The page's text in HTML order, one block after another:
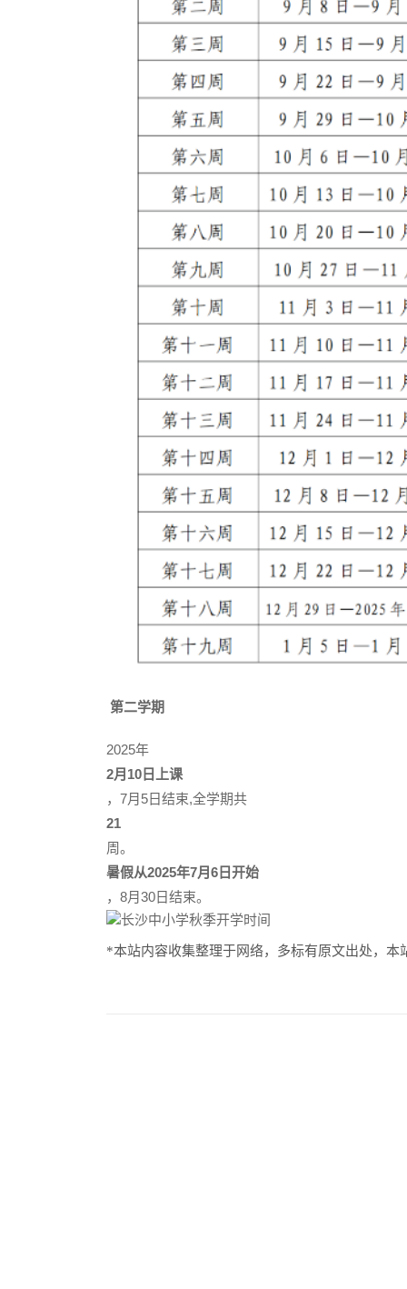
第二学期
2025年
2月10日上课
，7月5日结束,全学期共
21
周。
暑假从2025年7月6日开始
，8月30日结束。
*本站内容收集整理于网络，多标有原文出处，本